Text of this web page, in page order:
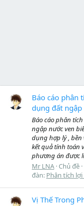
Báo cáo phân
dụng đất
Báo cáo phân
ngập nước ven
dụng hợp lý ,
kết quả tính toán
phương án được
Mr LNA Chủ đề
đàn: Phân tích
Vị Thế Trong